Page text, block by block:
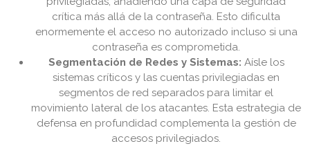
crítica más allá de la contraseña. Esto dificulta
enormemente el acceso no autorizado incluso si una
contraseña es comprometida.
Segmentación de Redes y Sistemas: Aísle los
sistemas críticos y las cuentas privilegiadas en
segmentos de red separados para limitar el
movimiento lateral de los atacantes. Esta estrategia de
defensa en profundidad complementa la gestión de
accesos privilegiados.